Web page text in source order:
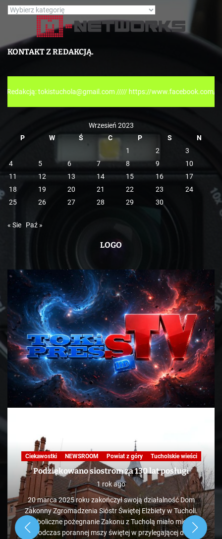
K
e
i
e
KONTAKT Z REDAKCJĄ.
tokistuchola@gmail.com ///// https://www.facebook.com/
Wrzesień 2023
P
W Ś C P S
N
1
2
3
4
5 6 7 8 9
10
11
12 13 14 15 16
17
18
19 20 21 22 23
24
25
26 27 28 29 30
« Sie Paź »
LOGO
Ciekawostki NEWSROOM Powiat z góry Tucholskie wieści
Podziękowano siostrom za 130 lat posługi
1 rok ago
20 marca 2025 roku zakończył swoją działalność Dom
Zakonny Zgromadzenia Sióstr Świętej Elżbiety w Tucholi.
Symboliczne pożegnanie Zakonu z Tucholą miało miejsce
podczas porannej mszy świętej w przylegającej do